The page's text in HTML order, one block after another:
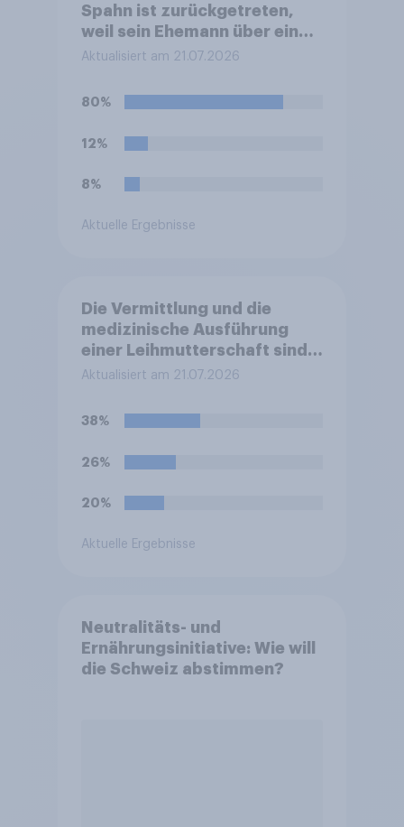
Spahn ist zurückgetreten,
weil sein Ehemann über eine
Leihmutterschaft im Ausland
Deutschland ist die
medizinische Ausführung der
Wie stehen Sie zu dem
Aktualisiert am 21.07.2026
80%
12%
8%
Aktuelle Ergebnisse
Die Vermittlung und die
medizinische Ausführung
einer Leihmutterschaft sind
in Deutschland anders als in
verboten. Wie stehen Sie zu
Aktualisiert am 21.07.2026
38%
26%
20%
Aktuelle Ergebnisse
Neutralitäts- und
Ernährungsinitiative: Wie will
die Schweiz abstimmen?